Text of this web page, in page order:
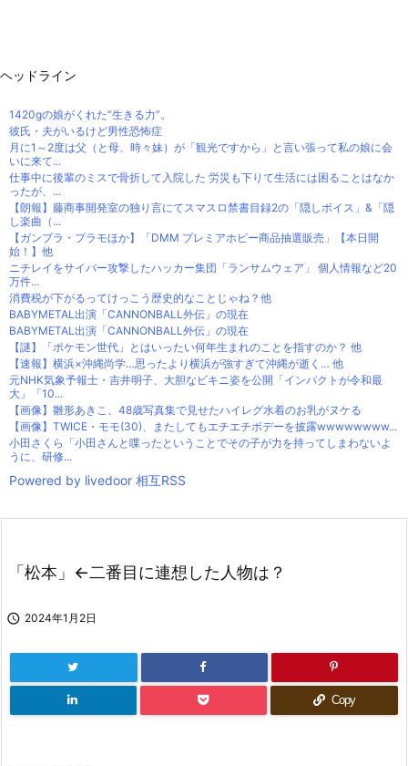
ヘッドライン
1420gの娘がくれた“生きる力”。
彼氏・夫がいるけど男性恐怖症
月に1～2度は父（と母、時々妹）が「観光ですから」と言い張って私の娘に会
いに来て...
仕事中に後輩のミスで骨折して入院した 労災も下りて生活には困ることはなか
ったが、...
【朗報】藤商事開発室の独り言にてスマスロ禁書目録2の「隠しボイス」&「隠
し楽曲（...
【ガンプラ・プラモほか】「DMM プレミアホビー商品抽選販売」【本日開
始！】他
ニチレイをサイバー攻撃したハッカー集団「ランサムウェア」 個人情報など20
万件...
消費税が下がるってけっこう歴史的なことじゃね？他
BABYMETAL出演「CANNONBALL外伝」の現在
BABYMETAL出演「CANNONBALL外伝」の現在
【謎】「ポケモン世代」とはいったい何年生まれのことを指すのか？ 他
【速報】横浜×沖縄尚学…思ったより横浜が強すぎて沖縄が逝く… 他
元NHK気象予報士・吉井明子、大胆なビキニ姿を公開「インパクトが令和最
大」「10...
【画像】雛形あきこ、48歳写真集で見せたハイレグ水着のお乳がヌケる
【画像】TWICE・モモ(30)、またしてもエチエチボデーを披露wwwwwwww...
小田さくら「小田さんと喋ったということでその子が力を持ってしまわないよ
うに、研修...
Powered by livedoor 相互RSS
「松本」←二番目に連想した人物は？
 2024年1月2日
Copy